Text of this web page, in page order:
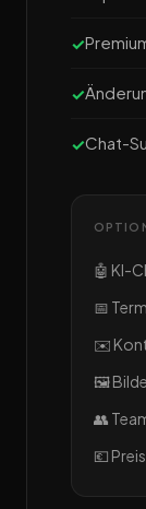
Chat-
🤖 KI-
📅
✉️
🖼️
👥
💶